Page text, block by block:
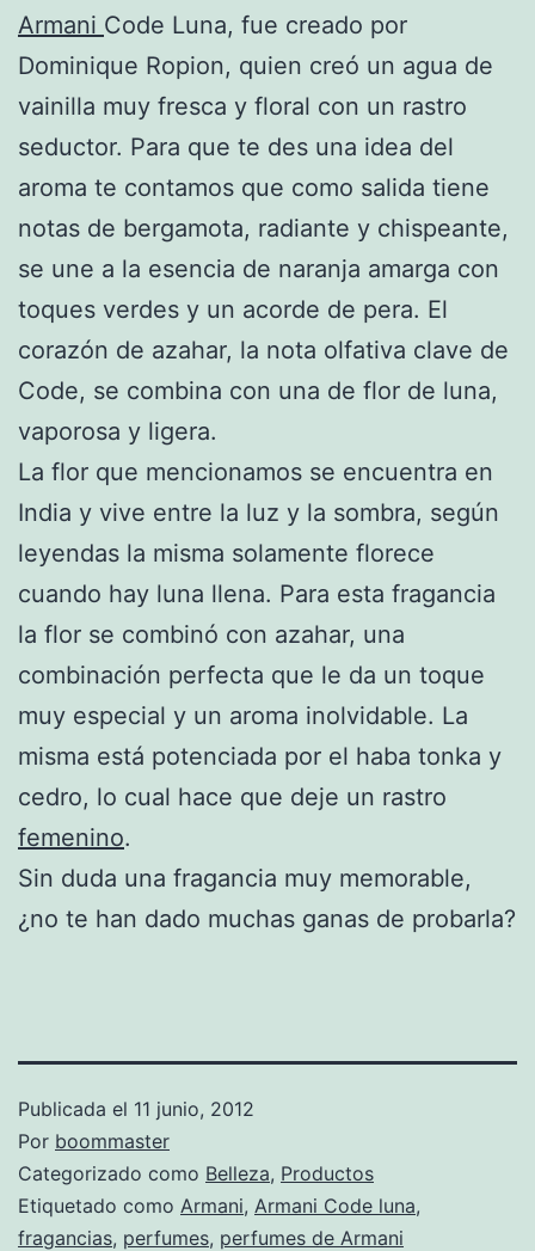
Armani Code Luna, fue creado por
Dominique Ropion, quien creó un agua de
vainilla muy fresca y floral con un rastro
seductor. Para que te des una idea del
aroma te contamos que como salida tiene
notas de bergamota, radiante y chispeante,
se une a la esencia de naranja amarga con
toques verdes y un acorde de pera. El
corazón de azahar, la nota olfativa clave de
Code, se combina con una de flor de luna,
vaporosa y ligera.
La flor que mencionamos se encuentra en
India y vive entre la luz y la sombra, según
leyendas la misma solamente florece
cuando hay luna llena. Para esta fragancia
la flor se combinó con azahar, una
combinación perfecta que le da un toque
muy especial y un aroma inolvidable. La
misma está potenciada por el haba tonka y
cedro, lo cual hace que deje un rastro
femenino.
Sin duda una fragancia muy memorable,
¿no te han dado muchas ganas de probarla?
Publicada el 11 junio, 2012
Por boommaster
Categorizado como Belleza, Productos
Etiquetado como Armani, Armani Code luna,
fragancias, perfumes, perfumes de Armani